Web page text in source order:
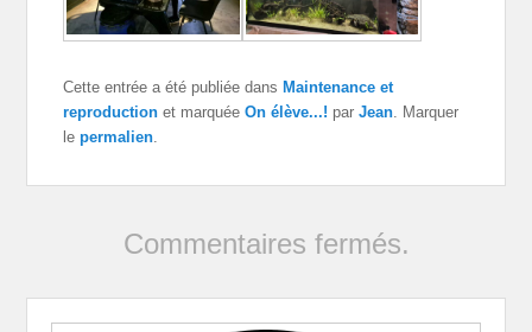
Cette entrée a été publiée dans Maintenance et
reproduction et marquéeOn élève...! parJean. Marquer
lepermalien.
Commentaires fermés.